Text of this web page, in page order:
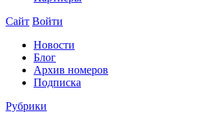
Сайт Войти
Новости
Блог
Архив номеров
Подписка
Рубрики